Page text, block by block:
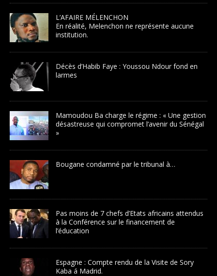
L’AFAIRE MÉLENCHON
En réalité, Melenchon ne représente aucune
institution.
Décès d’Habib Faye : Youssou Ndour fond en
larmes
Mamoudou Ba charge le régime : « Une gestion
désastreuse qui compromet l’avenir du Sénégal
»
Bougane condamné par le tribunal à…
Pas moins de 7 chefs d’Etats africains attendus
à la Conférence sur le financement de
l’éducation
Espagne : Compte rendu de la Visite de Sory
Kaba á Madrid.